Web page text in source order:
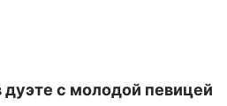
дуэте с молодой певицей